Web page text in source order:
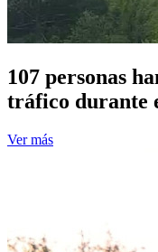
107 personas
tráfico durante
Ver más